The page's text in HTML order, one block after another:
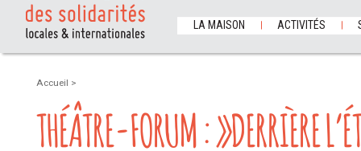
LA MAISON ACTIVITÉS
Accueil >
THÉÂTRE-FORUM : »DERRIÈRE